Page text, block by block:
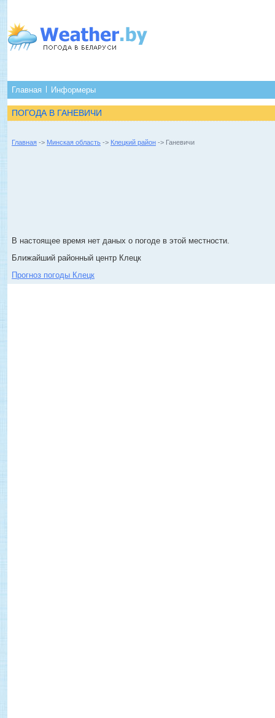
Главная Информеры
ПОГОДА В ГАНЕВИЧИ
Главная -> Минская область -> Клецкий район -> Ганевичи
В настоящее время нет даных о погоде в этой местности.
Ближайший районный центр Клецк
Прогноз погоды Клецк